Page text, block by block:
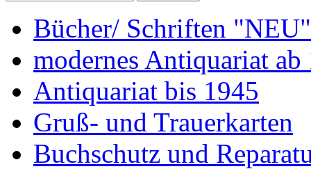
Bücher/ Schriften "NEU"
modernes Antiquariat ab
Antiquariat bis 1945
Gruß- und Trauerkarten
Buchschutz und